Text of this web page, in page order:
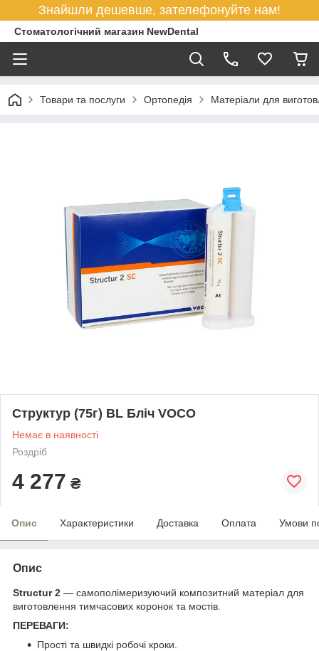
Знайшли дешевше, зателефонуйте нам!
Стоматологічний магазин NewDental
Товари та послуги Ортопедія Матеріали для
Структур (75г) BL Бліч VOCO
Немає в наявності
Роздріб
4 277 ₴
Опис Характеристики Доставка Оплата Умови
Опис
Structur 2 — самополімеризуючий композитний матеріал для
виготовлення тимчасових коронок та мостів.
ПЕРЕВАГИ:
Прості та швидкі робочі кроки.